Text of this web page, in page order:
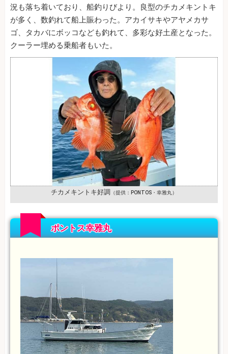
況も落ち着いており、船釣りびより。良型のチカメキントキ
が多く、数釣れて船上賑わった。アカイサキやアヤメカサ
ゴ、タカバにボッコなども釣れて、多彩な好土産となった。
クーラー埋める乗船者もいた。
チカメキントキ好調 （提供：PONTOS・幸雅丸）
ポントス幸雅丸